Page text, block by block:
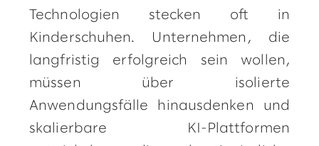
Technologien stecken oft in
Kinderschuhen. Unternehmen, die
langfristig erfolgreich sein wollen,
müssen über isolierte
Anwendungsfälle hinausdenken und
skalierbare KI-Plattformen